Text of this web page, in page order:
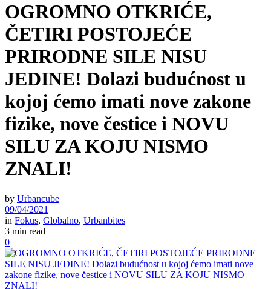
OGROMNO OTKRIĆE,
ČETIRI POSTOJEĆE
PRIRODNE SILE NISU
JEDINE! Dolazi budućnost u
kojoj ćemo imati nove zakone
fizike, nove čestice i NOVU
SILU ZA KOJU NISMO
ZNALI!
by Urbancube
09/04/2021
in Fokus, Globalno, Urbanbites
3 min read
0